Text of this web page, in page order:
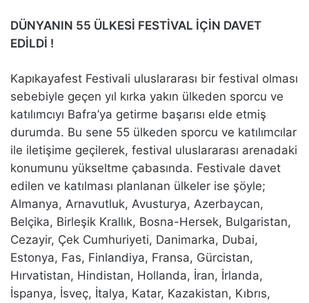
DÜNYANIN 55 ÜLKESİ FESTİVAL İÇİN DAVET
EDİLDİ !
Kapıkayafest Festivali uluslararası bir festival olması
sebebiyle geçen yıl kırka yakın ülkeden sporcu ve
katılımcıyı Bafra’ya getirme başarısı elde etmiş
durumda. Bu sene 55 ülkeden sporcu ve katılımcılar
ile iletişime geçilerek, festival uluslararası arenadaki
konumunu yükseltme çabasında. Festivale davet
edilen ve katılması planlanan ülkeler ise şöyle;
Almanya, Arnavutluk, Avusturya, Azerbaycan,
Belçika, Birleşik Krallık, Bosna-Hersek, Bulgaristan,
Cezayir, Çek Cumhuriyeti, Danimarka, Dubai,
Estonya, Fas, Finlandiya, Fransa, Gürcistan,
Hırvatistan, Hindistan, Hollanda, İran, İrlanda,
İspanya, İsveç, İtalya, Katar, Kazakistan, Kıbrıs,